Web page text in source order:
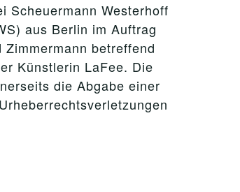
Scheuermann Westerhoff
aus Berlin im Auftrag
betreffend
Künstlerin LaFee. Die
die Abgabe einer